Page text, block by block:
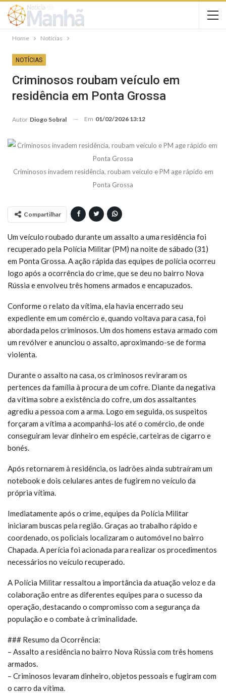
Home Notícias
NOTÍCIAS
Criminosos roubam veículo em
residência em Ponta Grossa
Autor Diogo Sobral Em 01/02/2026 13:12
Criminosos invadem residência, roubam veículo e PM age rápido em
Ponta Grossa
Compartilhar
Um veículo roubado durante um assalto a uma residência foi
recuperado pela Polícia Militar (PM) na noite de sábado (31)
em Ponta Grossa. A ação rápida das equipes de polícia ocorreu
logo após a ocorrência do crime, que se deu no bairro Nova
Rússia e envolveu três homens armados e encapuzados.
Conforme o relato da vítima, ela havia encerrado seu
expediente em um comércio e, quando voltava para casa, foi
abordada pelos criminosos. Um dos homens estava armado com
um revólver e anunciou o assalto, aproximando-se de forma
violenta.
Durante o assalto na casa, os criminosos reviraram os
pertences da família à procura de um cofre. Diante da negativa
da vítima sobre a existência do cofre, um dos assaltantes
agrediu a pessoa com a arma. Logo em seguida, os suspeitos
forçaram a vítima a acompanhá-los até o comércio, de onde
conseguiram levar dinheiro em espécie, carteiras de cigarro e
bonés.
Após retornarem à residência, os ladrões ainda subtraíram um
notebook e dois celulares antes de fugirem no veículo da
própria vítima.
Imediatamente após o crime, equipes da Polícia Militar
iniciaram buscas pela região. Graças ao trabalho rápido e
coordenado, os policiais localizaram o automóvel no bairro
Chapada. A perícia foi acionada para realizar os procedimentos
necessários no veículo recuperado.
A Polícia Militar ressaltou a importância da atuação veloz e da
colaboração entre as diferentes equipes para o sucesso da
operação, destacando o compromisso com a segurança da
população e o combate à criminalidade.
### Resumo da Ocorrência:
– Assalto a residência no bairro Nova Rússia com três homens
armados.
– Criminosos levaram dinheiro, objetos pessoais e fugiram com
o carro da vítima.